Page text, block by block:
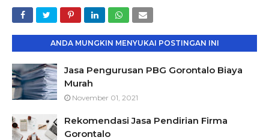
ANDA MUNGKIN MENYUKAI POSTINGAN INI
Jasa Pengurusan PBG Gorontalo Biaya
Murah
November 01, 2021
Rekomendasi Jasa Pendirian Firma
Gorontalo